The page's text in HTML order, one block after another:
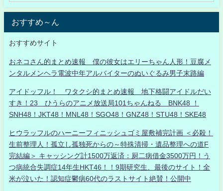
おすすめ～ん
おすすめサイト
おネコさん的まとめ速報 僕の彼女はエリーちゃん人形！豆腐メ
ンタルメンヘラ電波中年アルバイターのぬいぐるみ男子末路編
アイドッフル！ ワタクシ的まとめ速報 地下格闘アイドルだい
すき！23 ひうらのアニメ放送局101ちゃんねる BNK48 ！
SNH48！JKT48！MNL48！SGO48！GNZ48！STU48！SKE48
ヒウラッフルのハーニーフィニッシュゴミ屋敷補完計画 ＜必殺！
生前整理人！孤立し孤独死からの～特殊清掃・遺品整理への道F
完結編＞ キャッシング計1500万返済：厨二病借金3500万円！う
つ病統合失調症14年生HKT46！！9期研究生、最後のサイト！全
米が泣いた！認知症鬱病60代のラストサイト絶賛！公開中